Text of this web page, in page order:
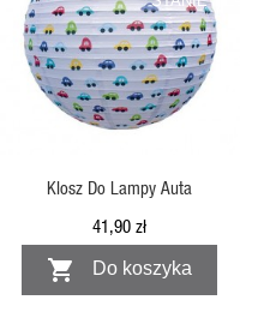
SZYBKI PODGLĄD
Klosz Do Lampy Auta
41,90 zł
 Do koszyka